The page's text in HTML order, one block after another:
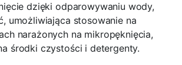
dzięki odparowywaniu wody,
umożliwiająca stosowanie na
narażonych na mikropęknięcia,
środki czystości i detergenty.